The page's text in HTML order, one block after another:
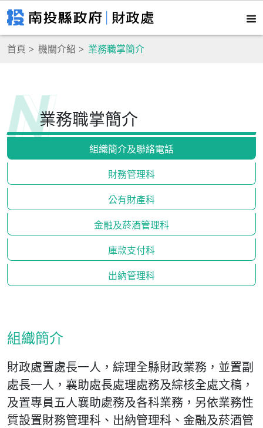
首頁 機關介紹 業務職掌簡介
業務職掌簡介
組織簡介及聯絡電話
財務管理科
公有財產科
金融及菸酒管理科
庫款支付科
出納管理科
組織簡介
財政處置處長一人，綜理全縣財政業務，並置副
處長一人，襄助處長處理處務及綜核全處文稿，
及置專員五人襄助處務及各科業務，另依業務性
質設置財務管理科、出納管理科、金融及菸酒管